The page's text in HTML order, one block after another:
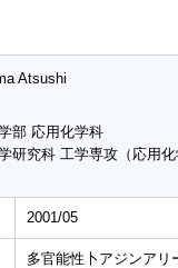
Atsushi
部 応用化学科
研究科 工学専攻（応用
2001/05
多官能性卜アジンア